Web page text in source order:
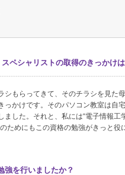
ペシャリストの取得のきっかけ
シもらってきて、そのチラシを見た
っかけです。そのパソコン教室は自
ました。それと、私には“電子情報
ためにもこの資格の勉強がきっと
強を行いましたか？